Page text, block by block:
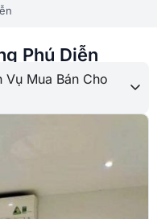
Phú Diễn
Mua Bán Cho